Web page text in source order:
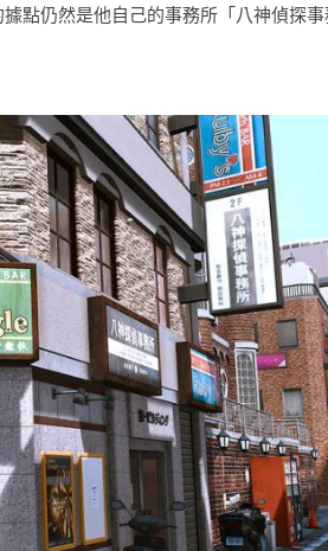
點仍然是他自己的事務所「八神偵探